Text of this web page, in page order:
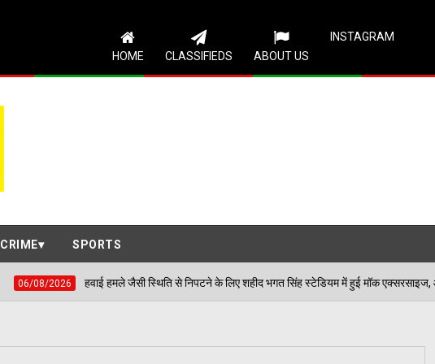
HOME CLASSIFIEDS ABOUT US
INSTAGRAM
CRIME SPORTS
हवाई हमले जैसी स्थिति से निपटने के लिए शहीद भगत सिंह स्टेडियम में हुई मॉक एक्सरसाइज, आठ घायलों का किया